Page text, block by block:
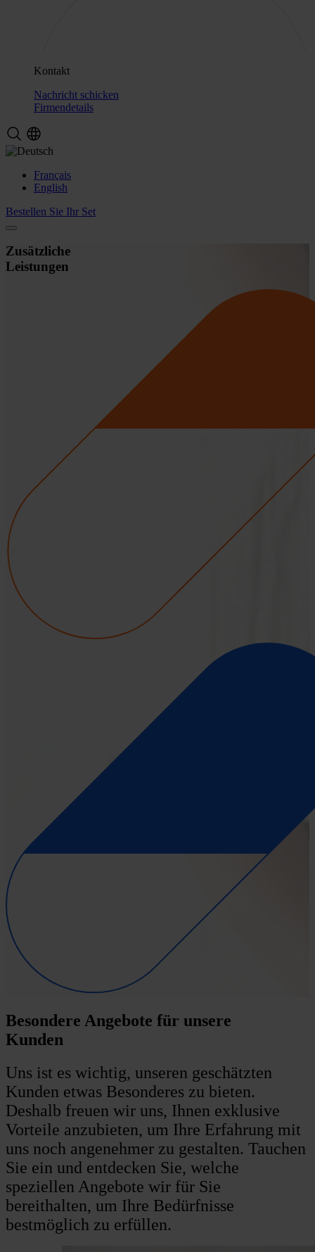
Kontakt
Nachricht schicken
Firmendetails
Français
English
Bestellen Sie Ihr Set
Zusätzliche
Leistungen
Besondere Angebote für unsere
Kunden
Uns ist es wichtig, unseren geschätzten
Kunden etwas Besonderes zu bieten.
Deshalb freuen wir uns, Ihnen exklusive
Vorteile anzubieten, um Ihre Erfahrung mit
uns noch angenehmer zu gestalten. Tauchen
Sie ein und entdecken Sie, welche
speziellen Angebote wir für Sie
bereithalten, um Ihre Bedürfnisse
bestmöglich zu erfüllen.